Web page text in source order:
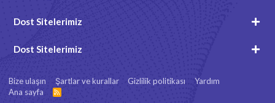
Dost Sitelerimiz
Dost Sitelerimiz
Bize ulaşın Şartlar ve kurallar Gizlilik politikası
Yardım
Ana sayfa
R